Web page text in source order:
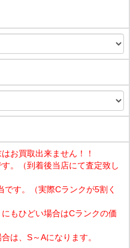
お買取出来ません！！
。（到着後当店にて査定致し
す。（実際Cランクが5割く
もひどい場合はCランクの価
は、S～Aになります。